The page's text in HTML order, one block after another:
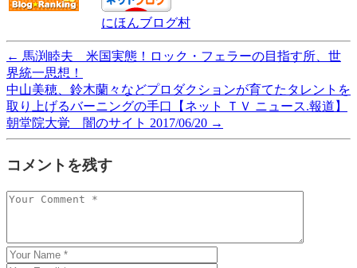
にほんブログ村
← 馬渕睦夫 米国実態！ロック・フェラーの目指す所、世
界統一思想！
中山美穂、鈴木蘭々などプロダクションが育てたタレントを
取り上げるバーニングの手口【ネット ＴＶ ニュース.報道】
朝堂院大覚 闇のサイト 2017/06/20 →
コメントを残す